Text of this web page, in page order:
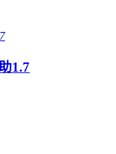
1.7